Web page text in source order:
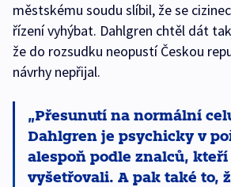
městskému soudu slíbil, že se
řízení vyhýbat. Dahlgren chtěl dát
že do rozsudku neopustí Českou
návrhy nepřijal.
Přesunutí na normální
Dahlgren je psychicky v
alespoň podle znalců,
vyšetřovali. A pak také to,